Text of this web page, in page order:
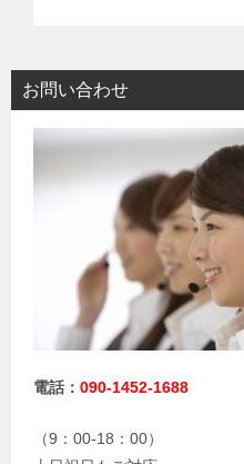
お問い合わせ
電話： 090-1452-1688
（9：00-18：00）